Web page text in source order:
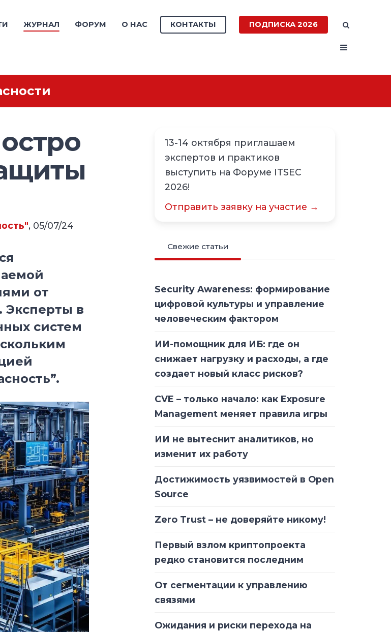
ЖУРНАЛ ФОРУМ О НАС КОНТАКТЫ ПОДПИСКА 2026
, 05/07/24
от
Эксперты в
систем
13-14 октября приглашаем
экспертов и практиков
выступить на Форуме ITSEC
2026!
Отправить заявку на участие →
Свежие статьи
Security Awareness: формирование
цифровой культуры и управление
человеческим фактором
ИИ-помощник для ИБ: где он
снижает нагрузку и расходы, а где
создает новый класс рисков?
CVE – только начало: как Exposure
Management меняет правила игры
ИИ не вытеснит аналитиков, но
изменит их работу
Достижимость уязвимостей в Open
Source
Zero Trust – не доверяйте никому!
Первый взлом криптопроекта
редко становится последним
От сегментации к управлению
связями
Ожидания и риски перехода на